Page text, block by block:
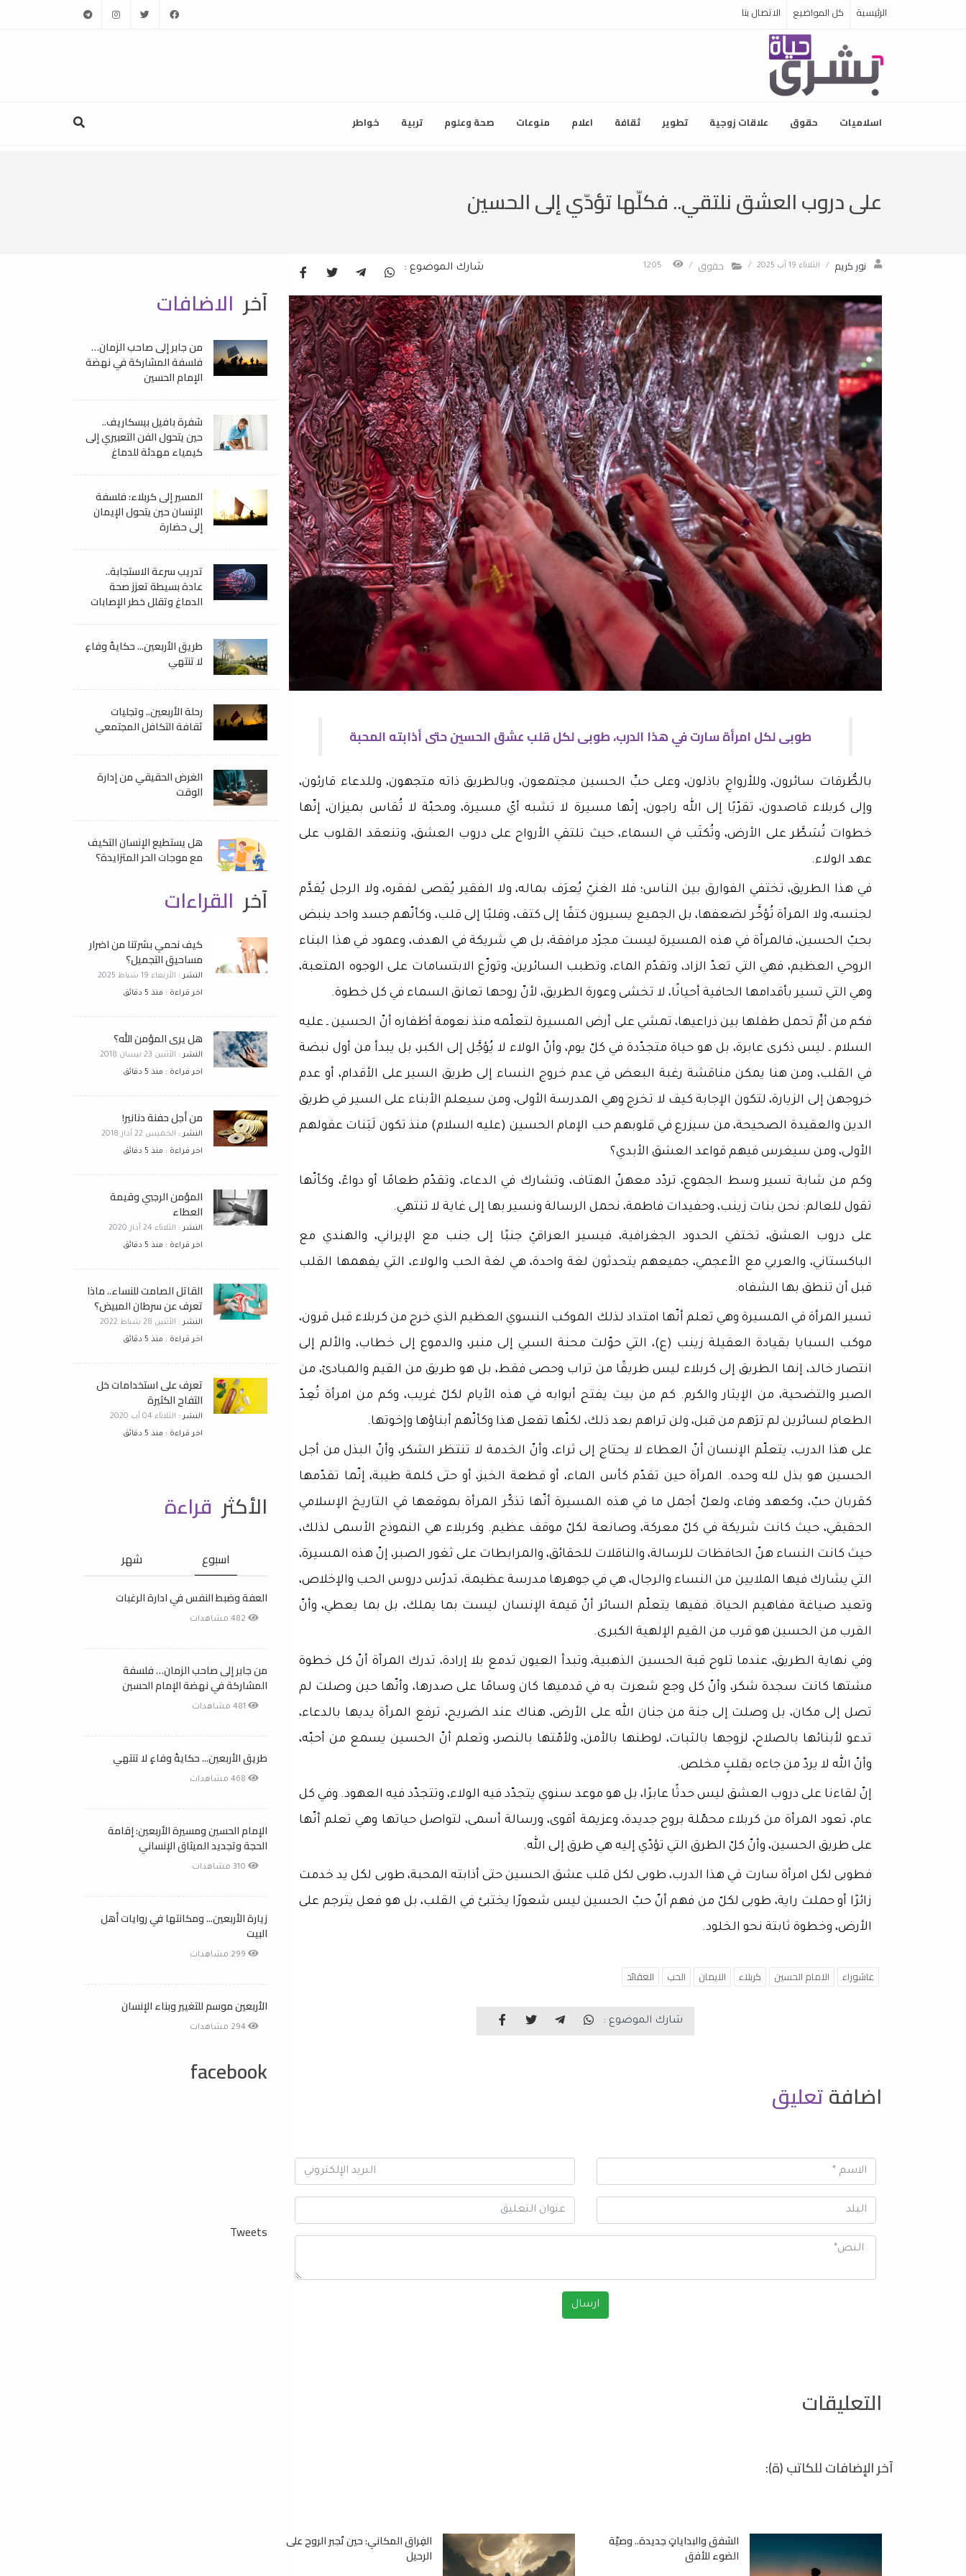
الرئيسية كل المواضيع الاتصال بنا facebook
twitter
instagram
telegram
اسلاميات حقوق علاقات زوجية تطوير ثقافة اعلام منوعات صحة وعلوم تربية خواطر
على دروب العشق نلتقي.. فكلّها تؤدّي إلى الحسين
نور كريم / الثلاثاء 19 آب 2025 / حقوق / شارك الموضوع :
طوبى لكل امرأة سارت في هذا الدرب، طوبى لكل قلب عشق الحسين حتى أذابته المحبة
بالطُّرقات سائرون، وللأرواحِ باذلون، وعلى حبِّ الحسين مجتمعون، وبالطريق ذاته متجهون، وللدعاء قارئون،
وإلى كربلاء قاصدون، تقرّبًا إلى الله راجون، إنّها مسيرة لا تشبه أيّ مسيرة، ومحبّة لا تُقاس بميزان، إنّها
خطوات تُسَطَّر على الأرض، وتُكتَب في السماء، حيث تلتقي الأرواح على دروب العشق، وتنعقد القلوب على
عهد الولاء.
في هذا الطريق، تختفي الفوارق بين الناس؛ فلا الغنيّ يُعرَف بماله، ولا الفقير يُقصى لفقره، ولا الرجل يُقدَّم
لجنسه، ولا المرأة تُؤخَّر لضعفها، بل الجميع يسيرون كتفًا إلى كتف، وقلبًا إلى قلب، وكأنّهم جسد واحد ينبض
بحبّ الحسين، فالمرأة في هذه المسيرة ليست مجرّد مرافقة، بل هي شريكة في الهدف، وعمود في هذا البناء
الروحي العظيم، فهي التي تعدّ الزاد، وتقدّم الماء، وتطبب السائرين، وتوزّع الابتسامات على الوجوه المتعبة،
وهي التي تسير بأقدامها الحافية أحيانًا، لا تخشى وعورة الطريق، لأنّ روحها تعانق السماء في كل خطوة.
فكم من أمِّ تحمل طفلها بين ذراعيها، تمشي على أرض المسيرة لتعلّمه منذ نعومة أظفاره أنّ الحسين ـ عليه
السلام ـ ليس ذكرى عابرة، بل هو حياة متجدّدة في كلّ يوم، وأنّ الولاء لا يُؤجَّل إلى الكبر، بل يبدأ من أول نبضة
في القلب، ومن هنا يمكن مناقشة رغبة البعض في عدم خروج النساء إلى طريق السير على الأقدام، أو عدم
خروجهن إلى الزيارة، لتكون الإجابة كيف لا تخرج وهي المدرسة الأولى، ومن سيعلم الأبناء على السير في طريق
الدين والعقيدة الصحيحة، من سيزرع في قلوبهم حب الإمام الحسين (عليه السلام) منذ تكون لَبَنات عقولهم
الأولى، ومن سيغرس فيهم قواعد العشق الأبدي؟
وكم من شابة تسير وسط الجموع، تردّد معهنّ الهتاف، وتشارك في الدعاء، وتقدّم طعامًا أو دواءً، وكأنّها
تقول للعالم: نحن بنات زينب، وحفيدات فاطمة، نحمل الرسالة ونسير بها إلى غاية لا تنتهي.
على دروب العشق، تختفي الحدود الجغرافية، فيسير العراقيّ جنبًا إلى جنب مع الإيراني، والهندي مع
الباكستاني، والعربي مع الأعجمي، جميعهم يتحدثون لغة واحدة، هي لغة الحب والولاء، التي يفهمها القلب
قبل أن تنطق بها الشفاه.
تسير المرأة في المسيرة وهي تعلم أنّها امتداد لذلك الموكب النسوي العظيم الذي خرج من كربلاء قبل قرون،
موكب السبايا بقيادة العقيلة زينب (ع)، التي حوّلت محنة السبي إلى منبر، والدموع إلى خطاب، والألم إلى
انتصار خالد، إنما الطريق إلى كربلاء ليس طريقًا من تراب وحصى فقط، بل هو طريق من القيم والمبادئ، من
الصبر والتضحية، من الإيثار والكرم. كم من بيت يفتح أبوابه في هذه الأيام لكلّ غريب، وكم من امرأة تُعِدّ
الطعام لسائرين لم ترَهم من قبل، ولن تراهم بعد ذلك، لكنّها تفعل هذا وكأنّهم أبناؤها وإخوتها.
على هذا الدرب، يتعلّم الإنسان أنّ العطاء لا يحتاج إلى ثراء، وأنّ الخدمة لا تنتظر الشكر، وأنّ البذل من أجل
الحسين هو بذل لله وحده. المرأة حين تقدّم كأس الماء، أو قطعة الخبز، أو حتى كلمة طيبة، إنّما تقدّمها
كقربان حبّ، وكعهد وفاء، ولعلّ أجمل ما في هذه المسيرة أنّها تذكّر المرأة بموقعها في التاريخ الإسلامي
الحقيقي، حيث كانت شريكة في كلّ معركة، وصانعة لكلّ موقف عظيم. وكربلاء هي النموذج الأسمى لذلك،
حيث كانت النساء هنّ الحافظات للرسالة، والناقلات للحقائق، والمرابطات على ثغور الصبر، إنّ هذه المسيرة،
التي يشارك فيها الملايين من النساء والرجال، هي في جوهرها مدرسة عظيمة، تدرّس دروس الحب والإخلاص،
وتعيد صياغة مفاهيم الحياة. ففيها يتعلّم السائر أنّ قيمة الإنسان ليست بما يملك، بل بما يعطي، وأنّ
القرب من الحسين هو قرب من القيم الإلهية الكبرى.
وفي نهاية الطريق، عندما تلوح قبة الحسين الذهبية، وتبدأ العيون تدمع بلا إرادة، تدرك المرأة أنّ كل خطوة
مشتها كانت سجدة شكر، وأنّ كل وجع شعرت به في قدميها كان وسامًا على صدرها، وأنّها حين وصلت لم
تصل إلى مكان، بل وصلت إلى جنة من جنان الله على الأرض، هناك عند الضريح، ترفع المرأة يديها بالدعاء،
تدعو لأبنائها بالصلاح، لزوجها بالثبات، لوطنها بالأمن، ولأمّتها بالنصر، وتعلم أنّ الحسين يسمع من أحبّه،
وأنّ الله لا يردّ من جاءه بقلبٍ مخلص.
إنّ لقاءنا على دروب العشق ليس حدثًا عابرًا، بل هو موعد سنوي يتجدّد فيه الولاء، وتتجدّد فيه العهود. وفي كل
عام، تعود المرأة من كربلاء محمّلة بروح جديدة، وعزيمة أقوى، ورسالة أسمى، لتواصل حياتها وهي تعلم أنّها
على طريق الحسين، وأنّ كلّ الطرق التي تؤدّي إليه هي طرق إلى الله.
فطوبى لكل امرأة سارت في هذا الدرب، طوبى لكل قلب عشق الحسين حتى أذابته المحبة، طوبى لكل يد خدمت
زائرًا أو حملت راية، طوبى لكلّ من فهم أنّ حبّ الحسين ليس شعورًا يختبئ في القلب، بل هو فعل يترجم على
الأرض، وخطوة ثابتة نحو الخلود.
عاشوراء الامام الحسين كربلاء الايمان الحب العقائد
شارك الموضوع :
اضافةتعليق
التعليقات
آخر الإضافات للكاتب (ة):
الشفق والبداياتٍ جديدة.. وصيّة
الضوء للأفق
الفِراق المكاني: حين تُجبر الروح على
الرحيل
آخر الاضافات
من جابر إلى صاحب الزمان…
فلسفة المشاركة في نهضة
الإمام الحسين
شفرة بافيل بيسكاريف..
حين يتحول الفن التعبيري إلى
كيمياء مهدئة للدماغ
المسير إلى كربلاء: فلسفة
الإنسان حين يتحول الإيمان
إلى حضارة
تدريب سرعة الاستجابة..
عادة بسيطة تعزز صحة
الدماغ وتقلل خطر الإصابات
طريق الأربعين... حكايةُ وفاءٍ
لا تنتهي
رحلة الأربعين.. وتجليات
ثقافة التكافل المجتمعي
الغرض الحقيقي من إدارة
الوقت
هل يستطيع الإنسان التكيف
مع موجات الحر المتزايدة؟
آخر القراءات
كيف نحمي بشرتنا من اضرار
مساحيق التجميل؟
النشر : الأربعاء 19 شباط 2025
اخر قراءة : منذ 5 دقائق
هل يرى المؤمن الله؟
النشر : الأثنين 23 نيسان 2018
اخر قراءة : منذ 5 دقائق
من أجل حفنة دنانير!
النشر : الخميس 22 آذار 2018
اخر قراءة : منذ 5 دقائق
المؤمن الرجبي وقيمة
العطاء
النشر : الثلاثاء 24 آذار 2020
اخر قراءة : منذ 5 دقائق
القاتل الصامت للنساء.. ماذا
تعرف عن سرطان المبيض؟
النشر : الأثنين 28 شباط 2022
اخر قراءة : منذ 5 دقائق
تعرف على استخدامات خل
التفاح الكثيرة
النشر : الثلاثاء 04 آب 2020
اخر قراءة : منذ 5 دقائق
الأكثر قراءة
اسبوع شهر
العفة وضبط النفس في ادارة الرغبات
من جابر إلى صاحب الزمان… فلسفة
المشاركة في نهضة الإمام الحسين
طريق الأربعين... حكايةُ وفاءٍ لا تنتهي
الإمام الحسين ومسيرة الأربعين: إقامة
الحجة وتجديد الميثاق الإنساني
زيارة الأربعين... ومكانتها في روايات أهل
البيت
الأربعين موسم للتغيير وبناء الإنسان
facebook
Tweets